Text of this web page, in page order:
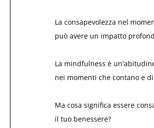
La consapevolezza nel
può avere un impatto
La mindfulness è
nei momenti che contano e
Ma cosa significa essere
il tuo benessere?